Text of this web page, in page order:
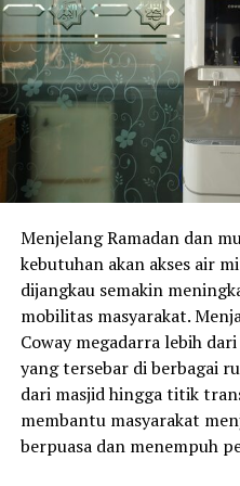
Sabandalu hadir sebagai
masyarakat setiap hari di
Klangenan. Jam
hingga Minggu, pukul
Pada hari Sabtu, Peken
seperti biasa hingga pukul
suasana semakin ramai
mengalun hingga pukul
“Setahun ini seperti
senang sekali melihat
menjadi tempat wisata,
kehidupan sehari-hari
semakin banyak orang yang
nilai-nilai budaya yang
Dani salah satu panitia
Menjelang Ramadan dan
kebutuhan akan akses air
dijangkau semakin
mobilitas masyarakat.
Coway megadarra lebih
yang tersebar di berbagai
dari masjid hingga titik
membantu masyarakat
berpuasa dan menempuh